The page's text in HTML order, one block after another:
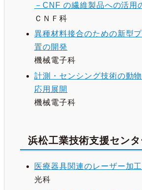
－CNF の繊維製品への活用
ＣＮＦ科
異種材料接合のための新型
置の開発
機械電子科
計測・センシング技術の動
応用展開
機械電子科
浜松工業技術支援センタ
医療器具関連のレーザー加
光科